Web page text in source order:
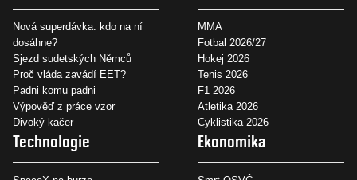
Nová superdávka: kdo na ní
dosáhne?
Sjezd sudetských Němců
Proč vláda zavádí EET?
Padni komu padni
Výpověď z práce vzor
Divoký kačer
MMA
Fotbal 2026/27
Hokej 2026
Tenis 2026
F1 2026
Atletika 2026
Cyklistika 2026
Technologie Ekonomika